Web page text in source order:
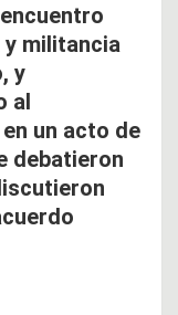
militancia
y
al
un acto de
debatieron